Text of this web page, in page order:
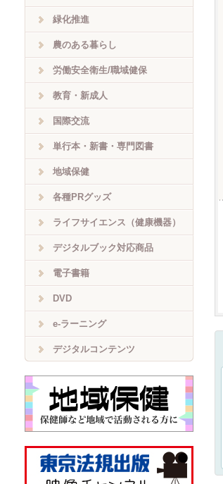
緑化推進
農のある暮らし
労働安全衛生/職域健保
教育・新成人
国際交流
単行本・新書・専門図書
地域保健
各種PRグッズ
ライフサイエンス（健康機器）
デジタルブック対応商品
電子書籍
DVD
e-ラーニング
デジタルコンテンツ